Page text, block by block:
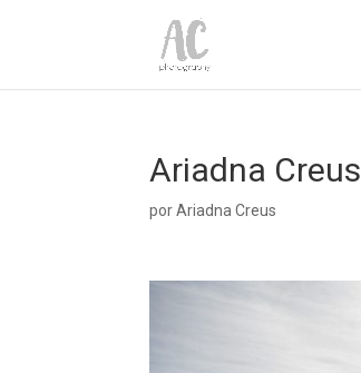
Ariadna Creus
porAriadna Creus